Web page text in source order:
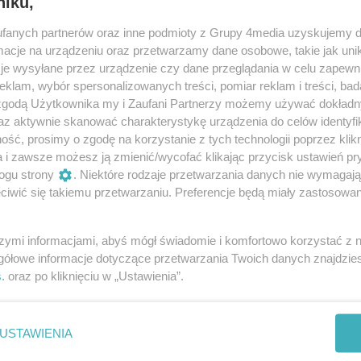
na ich uprawę jest jednak coraz mniej - to efekt
sadowniczego w Pyzdrach Przemysław Kowalski.
są tanie - za kilogram trzeba zapłacić 5 zł.
ale i płaską. Obie odmiany są słodkie, soczyste i
partnerów oraz inne podmioty z Grupy 4media uzyskujemy
na urządzeniu oraz przetwarzamy dane osobowe, takie jak
wysyłane przez urządzenie czy dane przeglądania w celu
wybór spersonalizowanych treści, pomiar reklam i treści,
Użytkownika my i Zaufani Partnerzy możemy używać
aktywnie skanować charakterystykę urządzenia do celów
prosimy o zgodę na korzystanie z tych technologii poprzez
i zawsze możesz ją zmienić/wycofać klikając przycisk ustawień
strony
. Niektóre rodzaje przetwarzania danych nie
się takiemu przetwarzaniu. Preferencje będą miały
informacjami, abyś mógł świadomie i komfortowo korzystać z
informacje dotyczące przetwarzania Twoich danych
. oraz po kliknięciu w „Ustawienia”.
USTAWIENIA